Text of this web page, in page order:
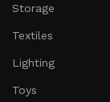
Storage
Textiles
Lighting
Toys